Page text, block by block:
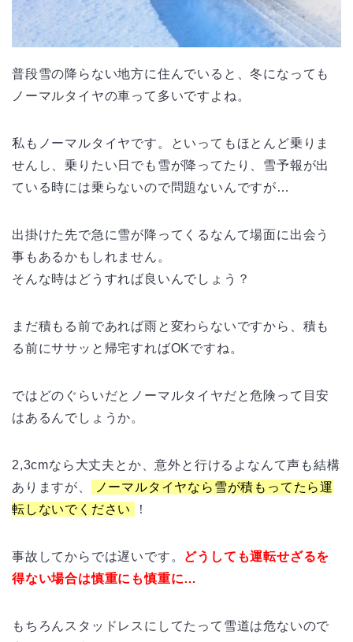
普段雪の降らない地方に住んでいると、冬になっても
ノーマルタイヤの車って多いですよね。
私もノーマルタイヤです。といってもほとんど乗りま
せんし、乗りたい日でも雪が降ってたり、雪予報が出
ている時には乗らないので問題ないんですが…
出掛けた先で急に雪が降ってくるなんて場面に出会う
事もあるかもしれません。
そんな時はどうすれば良いんでしょう？
まだ積もる前であれば雨と変わらないですから、積も
る前にササッと帰宅すればOKですね。
ではどのぐらいだとノーマルタイヤだと危険って目安
はあるんでしょうか。
2,3cmなら大丈夫とか、意外と行けるよなんて声も結構
ありますが、
ノーマルタイヤなら雪が積もってたら運
転しないでください
！
事故してからでは遅いです。 どうしても運転せざるを
得ない場合は慎重にも慎重に…
もちろんスタッドレスにしてたって雪道は危ないので